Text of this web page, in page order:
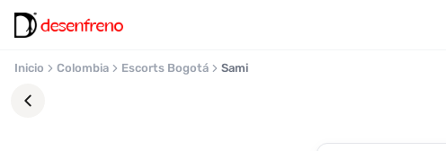
Inicio Colombia Escorts Bogotá Sami